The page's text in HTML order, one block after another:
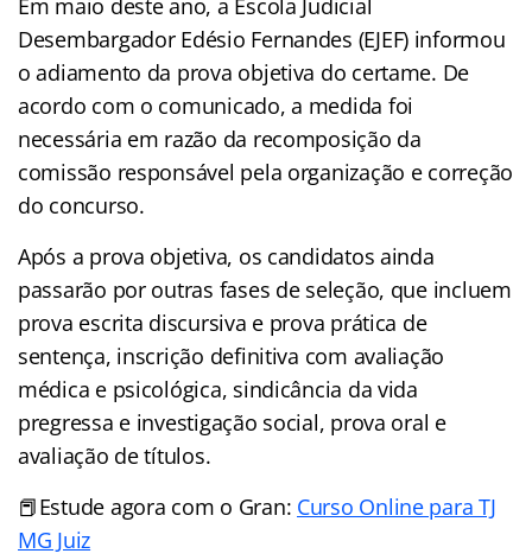
Desembargador Edésio Fernandes (EJEF) informou
o adiamento da prova objetiva do certame. De
acordo com o comunicado, a medida foi
necessária em razão da recomposição da
comissão responsável pela organização e correção
do concurso.
Após a prova objetiva, os candidatos ainda
passarão por outras fases de seleção, que incluem
prova escrita discursiva e prova prática de
sentença, inscrição definitiva com avaliação
médica e psicológica, sindicância da vida
pregressa e investigação social, prova oral e
avaliação de títulos.
📕Estude agora com o Gran: Curso Online para TJ
MG Juiz